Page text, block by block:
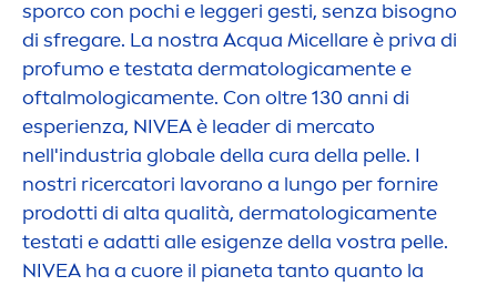
sporco con pochi e leggeri gesti, senza bisogno
di sfregare. La nostra Acqua Micellare è priva di
profumo e testata dermatologicamente e
oftalmologicamente. Con oltre 130 anni di
esperienza, NIVEAè leader di mercato
nell'industria globale della cura della pelle. I
nostri ricercatori lavorano a lungo per fornire
prodotti di alta qualità, dermatologicamente
testati e adatti alle esigenze della vostra pelle.
NIVEA ha a cuore il pianeta tanto quanto la